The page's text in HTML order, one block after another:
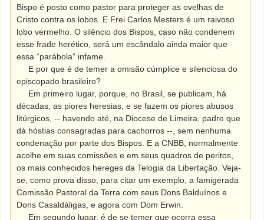
Bispo é posto como pastor para proteger as ovelhas de
Cristo contra os lobos. E Frei Carlos Mesters é um raivoso
lobo vermelho. O silêncio dos Bispos, caso não condenem
esse frade herético, será um escândalo ainda maior que
essa “parábola” infame.
E por que é de temer a omisão cúmplice e silenciosa do
episcopado brasileiro?
Em primeiro lugar, porque, no Brasil, se publicam, há
décadas, as piores heresias, e se fazem os piores abusos
litúrgicos, -- havendo até, na Diocese de Limeira, padre que
dá hóstias consagradas para cachorros --, sem nenhuma
condenação por parte dos Bispos. E a CNBB, normalmente
acolhe em suas comissões e em seus quadros de peritos,
os mais conhecidos hereges da Telogia da Libertação. Veja-
se, como prova disso, para citar um exemplo, a famigerada
Comissão Pastoral da Terra com seus Dons Balduínos e
Dons Casaldáligas, e agora com Dom Erwin.
Em segundo lugar, é de se temer que ocorra essa